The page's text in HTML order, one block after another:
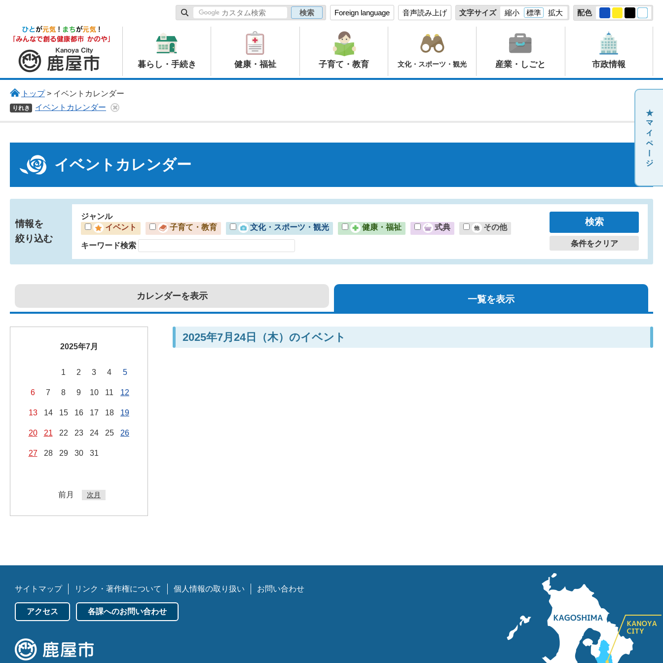
Foreign language 音声読み上げ 文字サイズ 縮小 標準 拡大 配色
鹿屋市
暮らし・手続き 健康・福祉 子育て・教育 文化・スポーツ・観光 産業・しごと 市政情報
トップ> イベントカレンダー
りれき イベントカレンダー
イベントカレンダー
情報を
絞り込む
ジャンル
イベント
子育て・教育 文化・スポーツ・観光 健康・福祉 式典 その他
キーワード検索 条件をクリア
カレンダーを表示 一覧を表示
2025年7月
1 2 3 4 5
6 7 8 9 10 11 12
13 14 15 16 17 18 19
20 21 22 23 24 25 26
27 28 29 30 31
前月 次月
2025年7月24日（木）のイベント
サイトマップ リンク・著作権について 個人情報の取り扱い お問い合わせ
アクセス 各課へのお問い合わせ